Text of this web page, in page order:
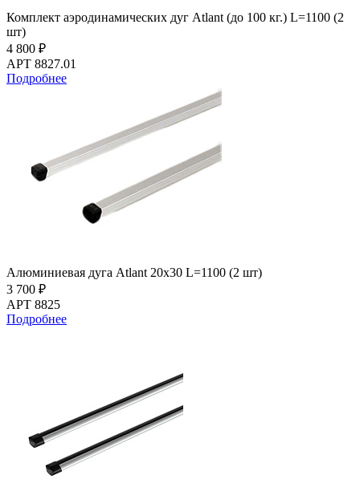
Комплект аэродинамических дуг Atlant (до 100 кг.) L=1100 (2
шт)
4 800 ₽
АРТ 8827.01
Подробнее
Алюминиевая дуга Atlant 20х30 L=1100 (2 шт)
3 700 ₽
АРТ 8825
Подробнее